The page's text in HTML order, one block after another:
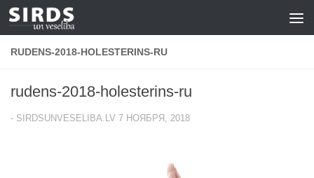
Перейти к содержимому
RUDENS-2018-HOLESTERINS-RU
rudens-2018-holesterins-ru
- SIRDSUNVESELIBA.LV 7 НОЯБРЯ, 2018